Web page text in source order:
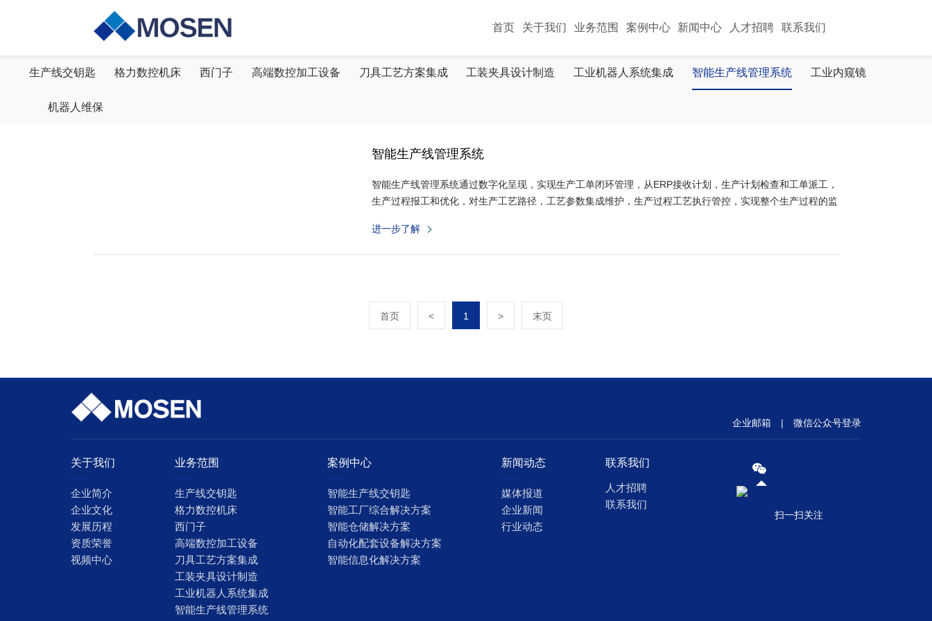
首页 关于我们 业务范围 案例中心 新闻中心 人才招聘 联系我们
业务范围
生产线交钥匙 格力数控机床 西门子 高端数控加工设备 刀具工艺方案集成 工装夹具设计制造 工业机器人系统集成 智能生产线管理系统 工业内窥镜
机器人维保
智能生产线管理系统
智能生产线管理系统通过数字化呈现，实现生产工单闭环管理，从ERP接收计划，生产计划检查和工单派工，
生产过程报工和优化，对生产工艺路径，工艺参数集成维护，生产过程工艺执行管控，实现整个生产过程的监
进一步了解
首页 < 1 > 末页
企业邮箱 | 微信公众号登录
关于我们
企业简介
企业文化
发展历程
资质荣誉
视频中心
业务范围
生产线交钥匙
格力数控机床
西门子
高端数控加工设备
刀具工艺方案集成
工装夹具设计制造
工业机器人系统集成
智能生产线管理系统
案例中心
智能生产线交钥匙
智能工厂综合解决方案
智能仓储解决方案
自动化配套设备解决方案
智能信息化解决方案
新闻动态
媒体报道
企业新闻
行业动态
联系我们
人才招聘
联系我们
扫一扫关注